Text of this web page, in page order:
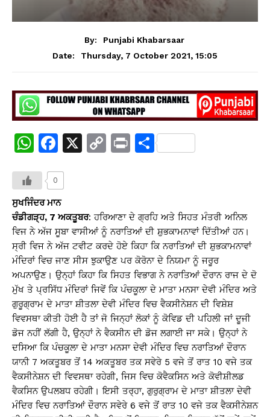
By:
Punjabi Khabarsaar
Date:
Thursday, 7 October 2021, 15:05
W
at
s
A
p
p
F
e
b
o
o
k
X
C
Li
n
k
Pr S
0
ਸੁਖਜਿੰਦਰ ਮਾਨ
ਚੰਡੀਗੜ੍ਹ, 7 ਅਕਤੂਬਰ: ਹਰਿਆਣਾ ਦੇ ਗ੍ਰਹਿ ਅਤੇ ਸਿਹਤ ਮੰਤਰੀ ਅਨਿਲ
ਵਿਜ ਨੇ ਅੱਜ ਸੂਬਾ ਵਾਸੀਆਂ ਨੂੰ ਨਰਾਤਿਆਂ ਦੀ ਸ਼ੁਭਕਾਮਨਾਵਾਂ ਦਿੱਤੀਆਂ ਹਨ।
ਸ੍ਰੀ ਵਿਜ ਨੇ ਅੱਜ ਟਵੀਟ ਕਰਦੇ ਹੋਏ ਕਿਹਾ ਕਿ ਨਰਾਤਿਆਂ ਦੀ ਸ਼ੁਭਕਾਮਨਾਵਾਂ
ਮੰਦਿਰਾਂ ਵਿਚ ਜਾਣ ਸੀਸ ਝੁਕਾਉਣ ਪਰ ਕੋਰੋਨਾ ਦੇ ਨਿਯਮਾ ਨੂੰ ਜਰੂਰ
ਅਪਨਾਉਣ। ਉਨ੍ਹਾਂ ਕਿਹਾ ਕਿ ਸਿਹਤ ਵਿਭਾਗ ਨੇ ਨਰਾਤਿਆਂ ਦੌਰਾਨ ਰਾਜ ਦੇ ਦੋ
ਮੁੱਖ ਤੇ ਪ੍ਰਸਿੱਧ ਮੰਦਿਰਾਂ ਜਿਵੇਂ ਕਿ ਪੰਚਕੂਲਾ ਦੇ ਮਾਤਾ ਮਨਸਾ ਦੇਵੀ ਮੰਦਿਰ ਅਤੇ
ਗੁਰੂਗ੍ਰਾਮ ਦੇ ਮਾਤਾ ਸ਼ੀਤਲਾ ਦੇਵੀ ਮੰਦਿਰ ਵਿਚ ਵੈਕਸੀਨੇਸ਼ਨ ਦੀ ਵਿਸ਼ੇਸ਼
ਵਿਵਸਥਾ ਕੀਤੀ ਹੋਈ ਹੈ ਤਾਂ ਜੋ ਜਿਨ੍ਹਾਂ ਲੋਕਾਂ ਨੂੰ ਕੋਵਿਡ ਦੀ ਪਹਿਲੀ ਜਾਂ ਦੂਜੀ
ਡੋਜ ਨਹੀਂ ਲੱਗੀ ਹੈ, ਉਨ੍ਹਾਂ ਨੇ ਵੈਕਸੀਨ ਦੀ ਡੋਜ ਲਗਾਈ ਜਾ ਸਕੇ। ਉਨ੍ਹਾਂ ਨੇ
ਦਸਿਆ ਕਿ ਪੰਚਕੂਲਾ ਦੇ ਮਾਤਾ ਮਨਸਾ ਦੇਵੀ ਮੰਦਿਰ ਵਿਚ ਨਰਾਤਿਆਂ ਦੌਰਾਨ
ਯਾਨੀ 7 ਅਕਤੂਬਰ ਤੋਂ 14 ਅਕਤੂਬਰ ਤਕ ਸਵੇਰੇ 5 ਵਜੇ ਤੋਂ ਰਾਤ 10 ਵਜੇ ਤਕ
ਵੈਕਸੀਨੇਸ਼ਨ ਦੀ ਵਿਵਸਥਾ ਰਹੇਗੀ, ਜਿਸ ਵਿਚ ਕੋਵੈਕਸਿਨ ਅਤੇ ਕੋਵੀਸ਼ੀਲਡ
ਵੈਕਸਿਨ ਉਪਲਬਧ ਰਹੇਗੀ। ਇਸੀ ਤਰ੍ਹਾ, ਗੁਰੁਗ੍ਰਾਮ ਦੇ ਮਾਤਾ ਸ਼ੀਤਲਾ ਦੇਵੀ
ਮੰਦਿਰ ਵਿਚ ਨਰਾਤਿਆਂ ਦੌਰਾਨ ਸਵੇਰੇ 6 ਵਜੇ ਤੋਂ ਰਾਤ 10 ਵਜੇ ਤਕ ਵੈਕਸੀਨੇਸ਼ਨ